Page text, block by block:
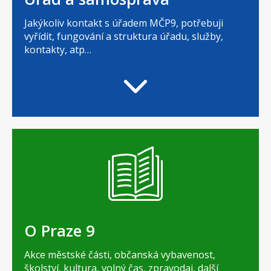
Jakýkoliv kontakt s úřadem MČP9, potřebuji
vyřídit, fungování a struktura úřadu, služby,
kontakty, atp…
O Praze 9
Akce městské části, občanská vybavenost,
školství, kultura, volný čas, zpravodaj, další